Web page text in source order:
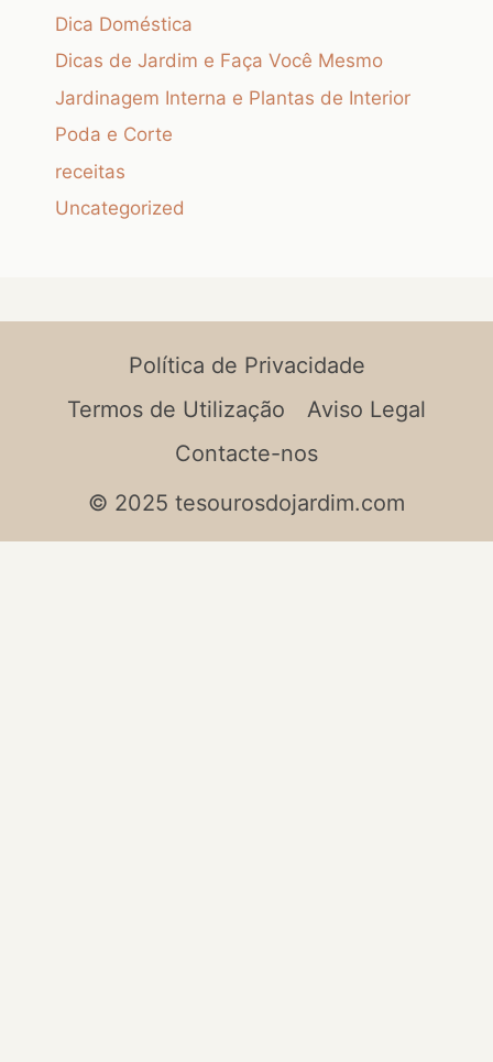
Dica Doméstica
Dicas de Jardim e Faça Você Mesmo
Jardinagem Interna e Plantas de Interior
Poda e Corte
receitas
Uncategorized
Política de Privacidade
Termos de Utilização
Aviso Legal
Contacte-nos
© 2025 tesourosdojardim.com